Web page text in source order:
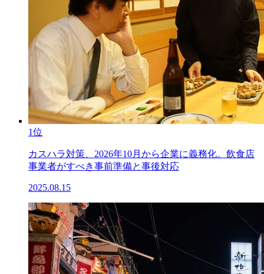
1位
カスハラ対策、2026年10月から企業に義務化。飲食店
事業者がすべき事前準備と事後対応
2025.08.15